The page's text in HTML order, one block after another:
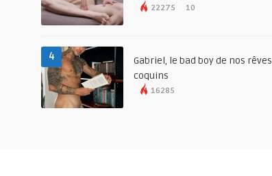
22275 10
4
Gabriel, le bad boy de nos rêves
coquins
16285